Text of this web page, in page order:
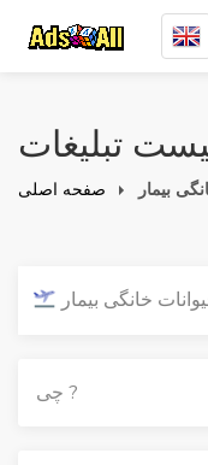
صفحه اصلی بیمار
خانگی بیمار